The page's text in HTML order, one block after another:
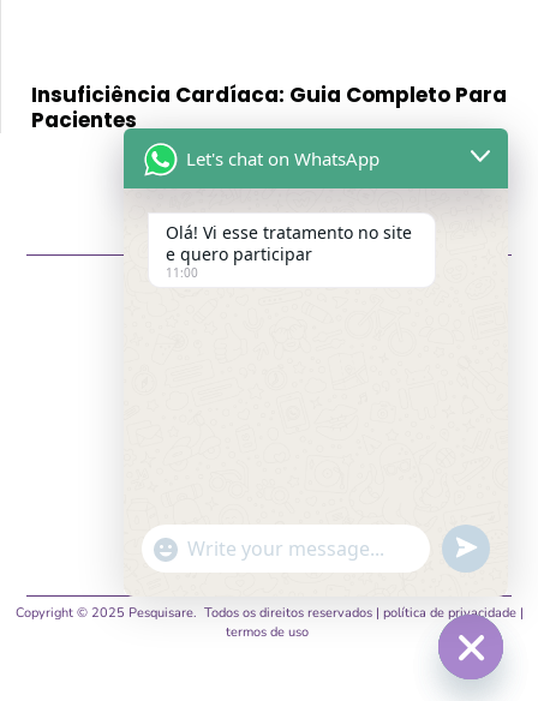
Insuficiência Cardíaca: Guia Completo Para
Pacientes
PESQUISA DE SATISFAÇÃO
Copyright © 2025 Pesquisare. Todos os direitos reservados | política de privacidade|
termos de uso
Let's chat on WhatsApp
Olá! Vi esse tratamento no site
e quero participar
11:00
"+chaty_settings.lang.emoji_picker+"
WhatsApp Message